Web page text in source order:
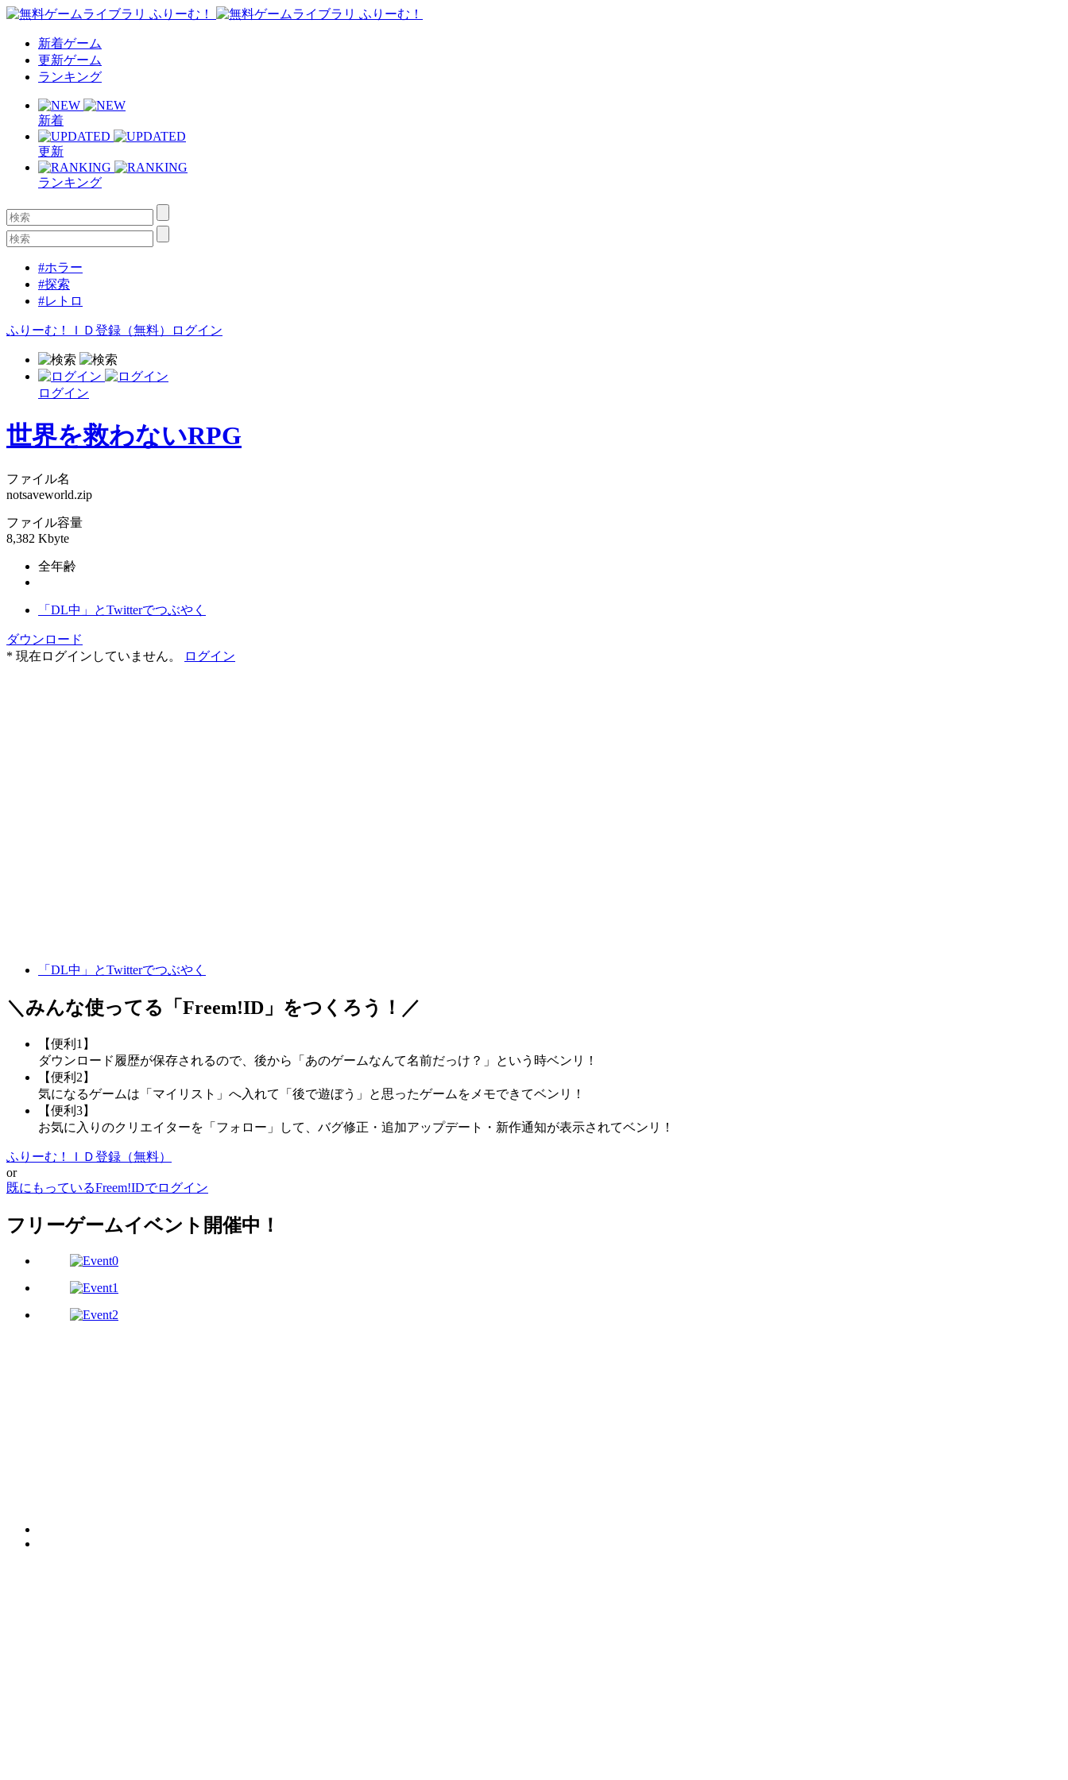
新着ゲーム
更新ゲーム
ランキング
新着
更新
ランキング
#ホラー
#探索
#レトロ
ふりーむ！ＩＤ登録（無料） ログイン
ログイン
世界を救わないRPG
ファイル名
notsaveworld.zip
ファイル容量
8,382 Kbyte
全年齢
「DL中」とTwitterでつぶやく
ダウンロード
* 現在ログインしていません。
ログイン
「DL中」とTwitterでつぶやく
＼みんな使ってる「 Freem!ID 」をつくろう！／
【便利1】
ダウンロード履歴が保存されるので、後から「あのゲームなんて名前だっけ？」という時ベンリ！
【便利2】
気になるゲームは「マイリスト」へ入れて「後で遊ぼう」と思ったゲームをメモできてベンリ！
【便利3】
お気に入りのクリエイターを「フォロー」して、バグ修正・追加アップデート・新作通知が表示されてベンリ！
ふりーむ！ＩＤ登録（無料）
or
既にもっているFreem!IDでログイン
フリーゲームイベント開催中！